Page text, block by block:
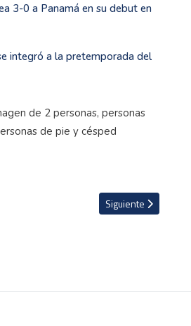
3-0 a Panamá en su debut en
integró a la pretemporada del
Sequeira: "Llegar al Lugo es una
Artículo siguiente:
Siguiente